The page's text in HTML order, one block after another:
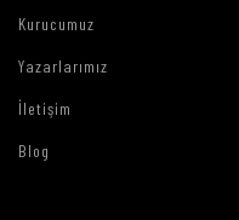
Kurucumuz
Yazarlarımız
İletişim
Blog